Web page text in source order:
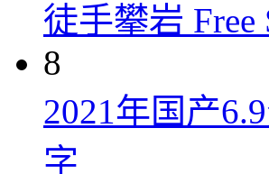
徒手攀岩 Free
8
2021年国产
字